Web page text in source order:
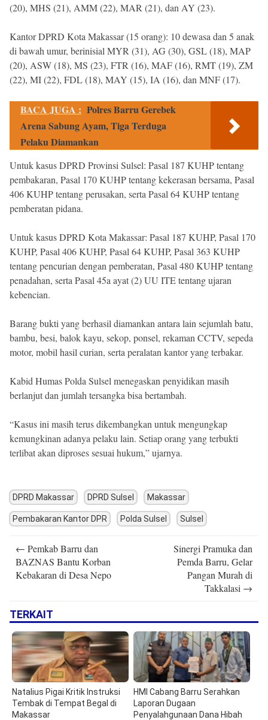
(20), MHS (21), AMM (22), MAR (21), dan AY (23).
Kantor DPRD Kota Makassar (15 orang): 10 dewasa dan 5 anak
di bawah umur, berinisial MYR (31), AG (30), GSL (18), MAP
(20), ASW (18), MS (23), FTR (16), MAF (16), RMT (19), ZM
(22), MI (22), FDL (18), MAY (15), IA (16), dan MNF (17).
BACA JUGA : Polres Barru Gerebek
Arena Sabung Ayam, Tiga Terduga
Pelaku Diamankan
Untuk kasus DPRD Provinsi Sulsel: Pasal 187 KUHP tentang
pembakaran, Pasal 170 KUHP tentang kekerasan bersama, Pasal
406 KUHP tentang perusakan, serta Pasal 64 KUHP tentang
pemberatan pidana.
Untuk kasus DPRD Kota Makassar: Pasal 187 KUHP, Pasal 170
KUHP, Pasal 406 KUHP, Pasal 64 KUHP, Pasal 363 KUHP
tentang pencurian dengan pemberatan, Pasal 480 KUHP tentang
penadahan, serta Pasal 45a ayat (2) UU ITE tentang ujaran
kebencian.
Barang bukti yang berhasil diamankan antara lain sejumlah batu,
bambu, besi, balok kayu, sekop, ponsel, rekaman CCTV, sepeda
motor, mobil hasil curian, serta peralatan kantor yang terbakar.
Kabid Humas Polda Sulsel menegaskan penyidikan masih
berlanjut dan jumlah tersangka bisa bertambah.
“Kasus ini masih terus dikembangkan untuk mengungkap
kemungkinan adanya pelaku lain. Setiap orang yang terbukti
terlibat akan diproses sesuai hukum,” ujarnya.
DPRD Makassar DPRD Sulsel Makassar
Pembakaran Kantor DPR Polda Sulsel Sulsel
navigation
← Pemkab Barru dan
BAZNAS Bantu Korban
Kebakaran di Desa Nepo
Sinergi Pramuka dan
Pemda Barru, Gelar
Pangan Murah di
Takkalasi →
TERKAIT
Natalius Pigai Kritik Instruksi
Tembak di Tempat Begal di
Makassar
HMI Cabang Barru Serahkan
Laporan Dugaan
Penyalahgunaan Dana Hibah